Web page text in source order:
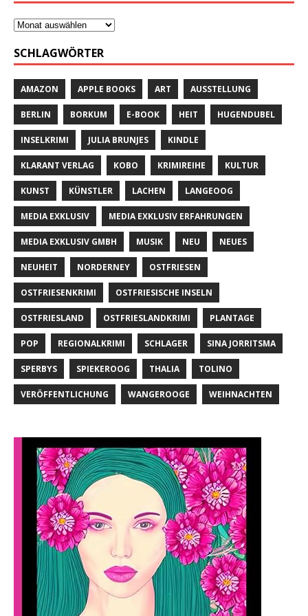
SCHLAGWÖRTER
AMAZON APPLE BOOKS ART AUSSTELLUNG
BERLIN BORKUM E-BOOK HEIT HUGENDUBEL
INSELKRIMI JULIA BRUNJES KINDLE
KLARANT VERLAG KOBO KRIMIREIHE KULTUR
KUNST KÜNSTLER LACHEN LANGEOOG
MEDIA EXKLUSIV MEDIA EXKLUSIV ERFAHRUNGEN
MEDIA EXKLUSIV GMBH MUSIK NEU NEUES
NEUHEIT NORDERNEY OSTFRIESEN
OSTFRIESENKRIMI OSTFRIESISCHE INSELN
OSTFRIESLAND OSTFRIESLANDKRIMI PLANTAGE
POP REGIONALKRIMI SCHLAGER SINA JORRITSMA
SPERBYS SPIEKEROOG THALIA TOLINO
VERÖFFENTLICHUNG WANGEROOGE WEIHNACHTEN